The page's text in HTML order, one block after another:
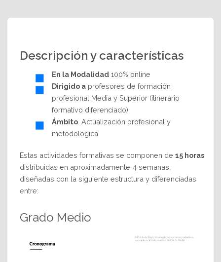
Descripción y características
En la Modalidad 100% online
Dirigido a profesores de formación
profesional Media y Superior (itinerario
formativo diferenciado)
Ámbito . Actualización profesional y
metodológica
Estas actividades formativas se componen de15 horas
distribuidas en aproximadamente 4 semanas,
diseñadas con la siguiente estructura y diferenciadas
entre:
Grado Medio